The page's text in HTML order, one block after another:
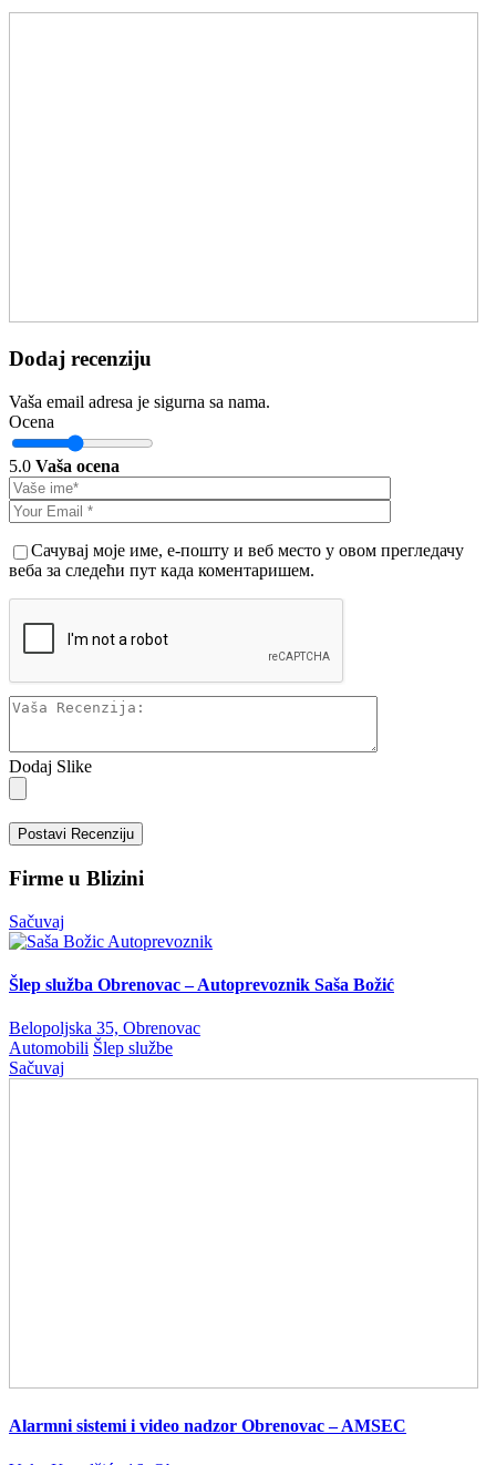
Dodaj recenziju
Vaša email adresa je sigurna sa nama.
Ocena
5.0 Vaša ocena
Сачувај моје име, е-пошту и веб место у овом прегледачу
веба за следећи пут када коментаришем.
Dodaj Slike
Postavi Recenziju
Firme u Blizini
Sačuvaj
Šlep služba Obrenovac – Autoprevoznik Saša Božić
Belopoljska 35, Obrenovac
Automobili Šlep službe
Sačuvaj
Alarmni sistemi i video nadzor Obrenovac – AMSEC